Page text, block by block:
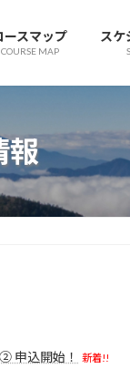
ースマップ
COURSE MAP
スケ
報
申込開始！ 新着!!